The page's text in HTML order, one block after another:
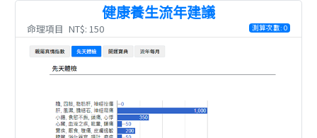
健康養生流年建議
命理項目 測算次數: 0
NT$: 150